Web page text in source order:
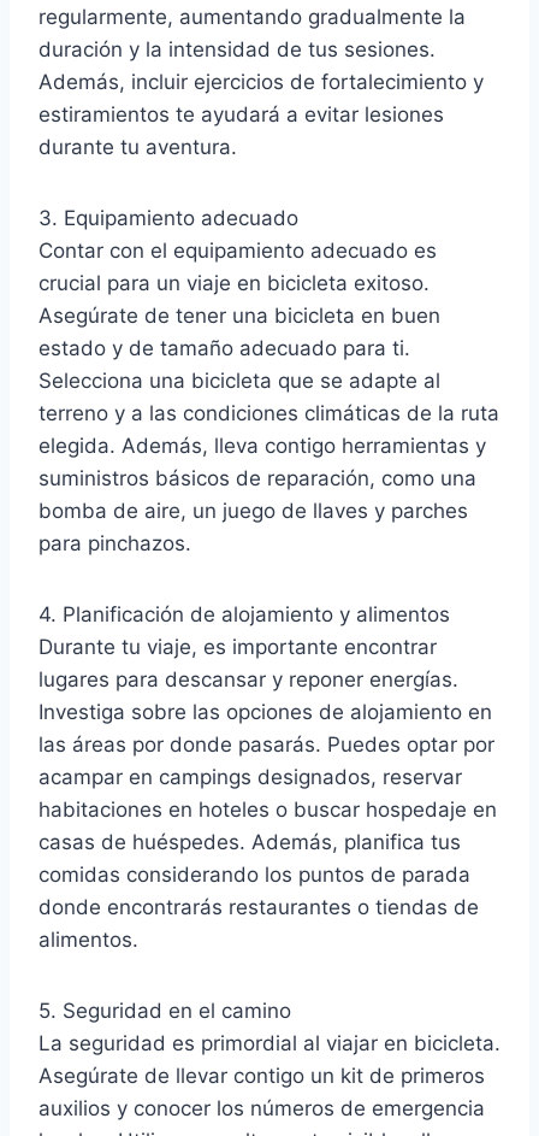
regularmente, aumentando gradualmente la
duración y la intensidad de tus sesiones.
Además, incluir ejercicios de fortalecimiento y
estiramientos te ayudará a evitar lesiones
durante tu aventura.
3. Equipamiento adecuado
Contar con el equipamiento adecuado es
crucial para un viaje en bicicleta exitoso.
Asegúrate de tener una bicicleta en buen
estado y de tamaño adecuado para ti.
Selecciona una bicicleta que se adapte al
terreno y a las condiciones climáticas de la ruta
elegida. Además, lleva contigo herramientas y
suministros básicos de reparación, como una
bomba de aire, un juego de llaves y parches
para pinchazos.
4. Planificación de alojamiento y alimentos
Durante tu viaje, es importante encontrar
lugares para descansar y reponer energías.
Investiga sobre las opciones de alojamiento en
las áreas por donde pasarás. Puedes optar por
acampar en campings designados, reservar
habitaciones en hoteles o buscar hospedaje en
casas de huéspedes. Además, planifica tus
comidas considerando los puntos de parada
donde encontrarás restaurantes o tiendas de
alimentos.
5. Seguridad en el camino
La seguridad es primordial al viajar en bicicleta.
Asegúrate de llevar contigo un kit de primeros
auxilios y conocer los números de emergencia